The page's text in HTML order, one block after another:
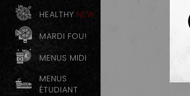
HEALTHY
MARDI FOU!
MENUS MIDI
MENUS
ÉTUDIANT